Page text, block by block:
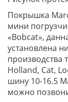
Покрышка
мини
«Bobcat»,
установлена
производства
Holland, Cat,
шину 10-16.5
можно